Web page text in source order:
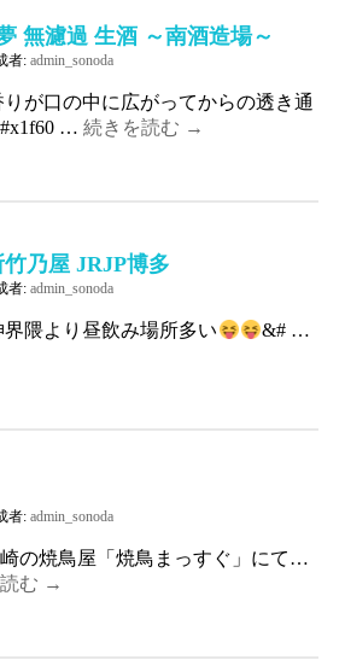
無濾過 生酒 ～南酒造場～
者: admin_sonoda
が口の中に広がってからの透き通
…続きを読む →
乃屋 JRJP博多
者: admin_sonoda
隈より昼飲み場所多い
&# …
者: admin_sonoda
の焼鳥屋「焼鳥まっすぐ」にて…
む →